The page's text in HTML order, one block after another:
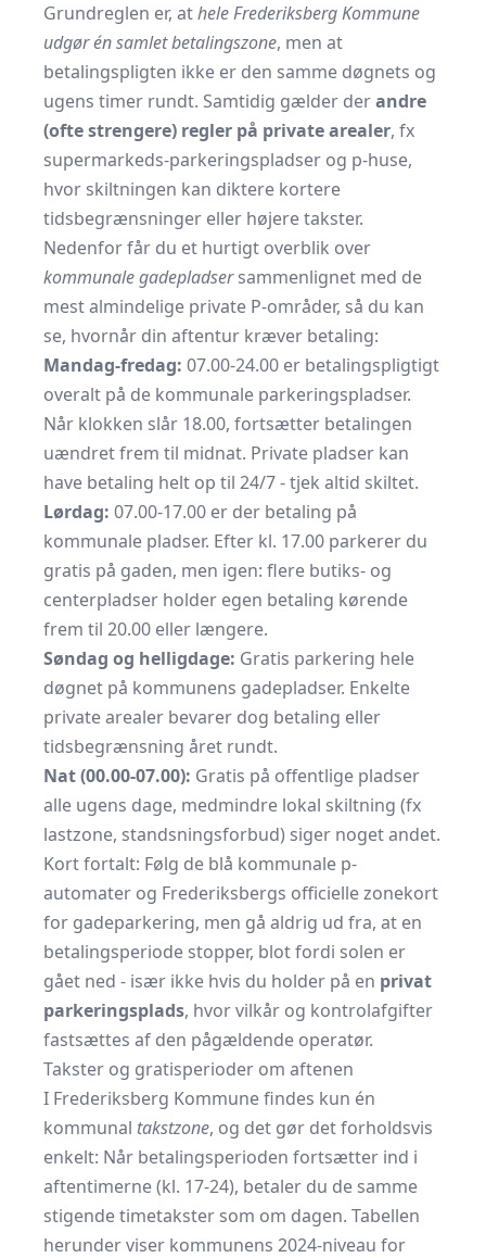
Grundreglen er, athele Frederiksberg Kommune
udgør én samlet betalingszone, men at
betalingspligten ikke er den samme døgnets og
ugens timer rundt. Samtidig gælder derandre
(ofte strengere) regler på private arealer, fx
supermarkeds-parkeringspladser og p-huse,
hvor skiltningen kan diktere kortere
tidsbegrænsninger eller højere takster.
Nedenfor får du et hurtigt overblik over
kommunale gadepladsersammenlignet med de
mest almindelige private P-områder, så du kan
se, hvornår din aftentur kræver betaling:
Mandag-fredag: 07.00-24.00 er betalingspligtigt
overalt på de kommunale parkeringspladser.
Når klokken slår 18.00, fortsætter betalingen
uændret frem til midnat. Private pladser kan
have betaling helt op til 24/7 - tjek altid skiltet.
Lørdag: 07.00-17.00 er der betaling på
kommunale pladser. Efter kl. 17.00 parkerer du
gratis på gaden, men igen: flere butiks- og
centerpladser holder egen betaling kørende
frem til 20.00 eller længere.
Søndag og helligdage: Gratis parkering hele
døgnet på kommunens gadepladser. Enkelte
private arealer bevarer dog betaling eller
tidsbegrænsning året rundt.
Nat (00.00-07.00): Gratis på offentlige pladser
alle ugens dage, medmindre lokal skiltning (fx
lastzone, standsningsforbud) siger noget andet.
Kort fortalt: Følg de blå kommunale p-
automater og Frederiksbergs officielle zonekort
for gadeparkering, men gå aldrig ud fra, at en
betalingsperiode stopper, blot fordi solen er
gået ned - især ikke hvis du holder på en privat
parkeringsplads, hvor vilkår og kontrolafgifter
fastsættes af den pågældende operatør.
Takster og gratisperioder om aftenen
I Frederiksberg Kommune findes kun én
kommunal takstzone, og det gør det forholdsvis
enkelt: Når betalingsperioden fortsætter ind i
aftentimerne (kl. 17-24), betaler du de samme
stigende timetakster som om dagen. Tabellen
herunder viser kommunens 2024-niveau for